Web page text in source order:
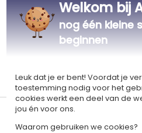
in Frankrijk
Welkom bij
nog één kleine
beginnen
Leuk dat je er bent! Voordat je
toestemming nodig voor het
cookies werkt een deel van de
jou én voor ons.
Waarom gebruiken we cookies?